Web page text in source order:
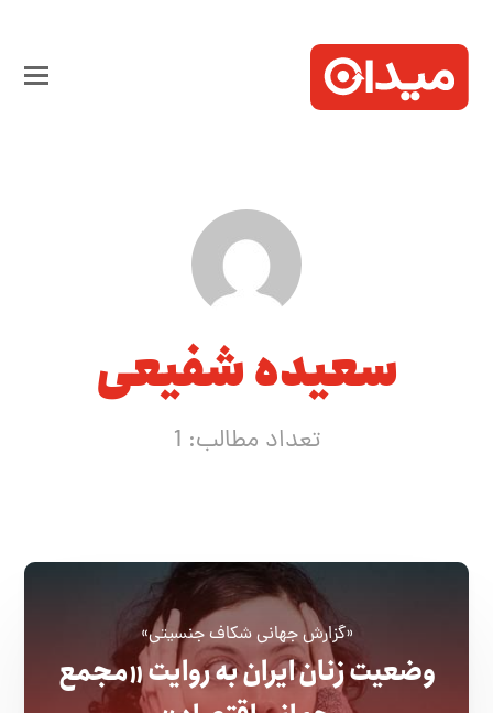
سعیده شفیعی
تعداد مطالب: 1
«گزارش جهانی شکاف جنسیتی»
وضعیت زنان ایران به روایت «مجمع